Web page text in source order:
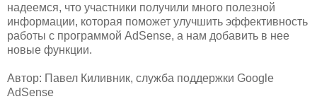
надеемся, что участники получили много полезной
информации, которая поможет улучшить эффективность
работы с программой AdSense, а нам добавить в нее
новые функции.
Автор: Павел Киливник, служба поддержки Google
AdSense